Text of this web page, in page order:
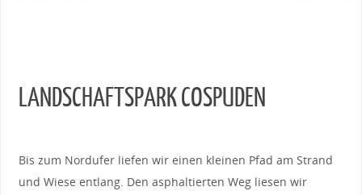
LANDSCHAFTSPARK COSPUDEN
Bis zum Nordufer liefen wir einen kleinen Pfad am Strand
und Wiese entlang. Den asphaltierten Weg liesen wir